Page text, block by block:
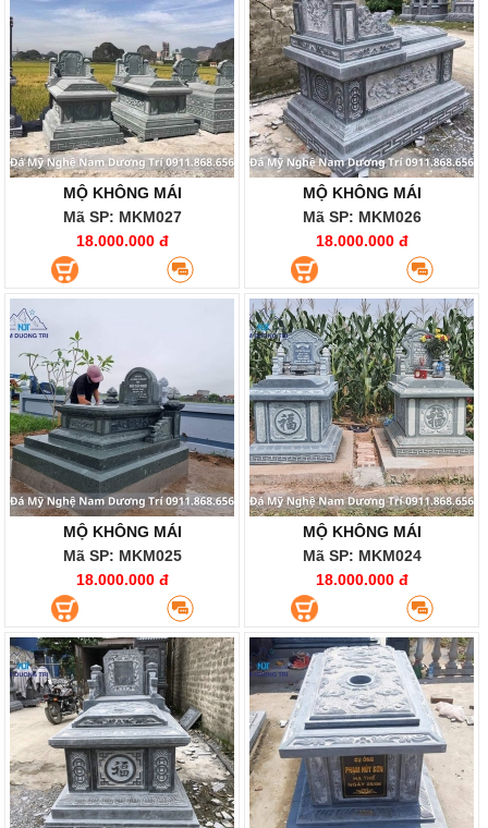
MỘ KHÔNG MÁI
Mã SP: MKM027
18.000.000 đ
MỘ KHÔNG MÁI
Mã SP: MKM026
18.000.000 đ
MỘ KHÔNG MÁI
Mã SP: MKM025
18.000.000 đ
MỘ KHÔNG MÁI
Mã SP: MKM024
18.000.000 đ